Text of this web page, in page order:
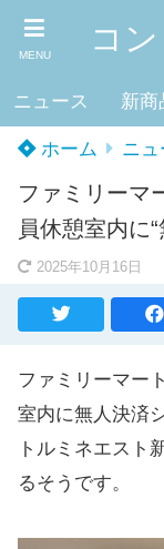
MENU コ
ニュース 新商
ホーム ニュ
ファミリーマ
員休憩室内に
2025年10月16日
ファミリーマー
室内に無人決済
トルミネエスト
るそうです。